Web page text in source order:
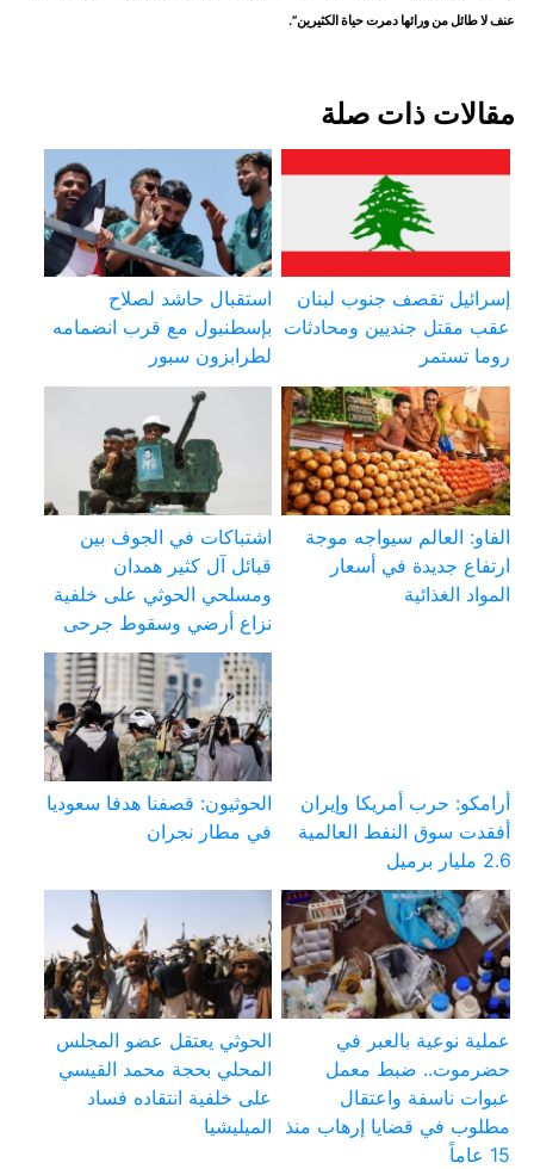
عنف لا طائل من ورائها دمرت حياة الكثيرين”.
مقالات ذات صلة
إسرائيل تقصف جنوب لبنان
عقب مقتل جنديين ومحادثات
روما تستمر
استقبال حاشد لصلاح
بإسطنبول مع قرب انضمامه
لطرابزون سبور
الفاو: العالم سيواجه موجة
ارتفاع جديدة في أسعار
المواد الغذائية
اشتباكات في الجوف بين
قبائل آل كثير همدان
ومسلحي الحوثي على خلفية
نزاع أرضي وسقوط جرحى
أرامكو: حرب أمريكا وإيران
أفقدت سوق النفط العالمية
2.6 مليار برميل
الحوثيون: قصفنا هدفا سعوديا
في مطار نجران
عملية نوعية بالعبر في
حضرموت.. ضبط معمل
عبوات ناسفة واعتقال
مطلوب في قضايا إرهاب منذ
15 عاماً
الحوثي يعتقل عضو المجلس
المحلي بحجة محمد القيسي
على خلفية انتقاده فساد
الميليشيا